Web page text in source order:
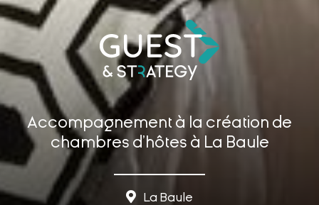
Accompagnement à la création de
chambres d’hôtes à La Baule
La Baule